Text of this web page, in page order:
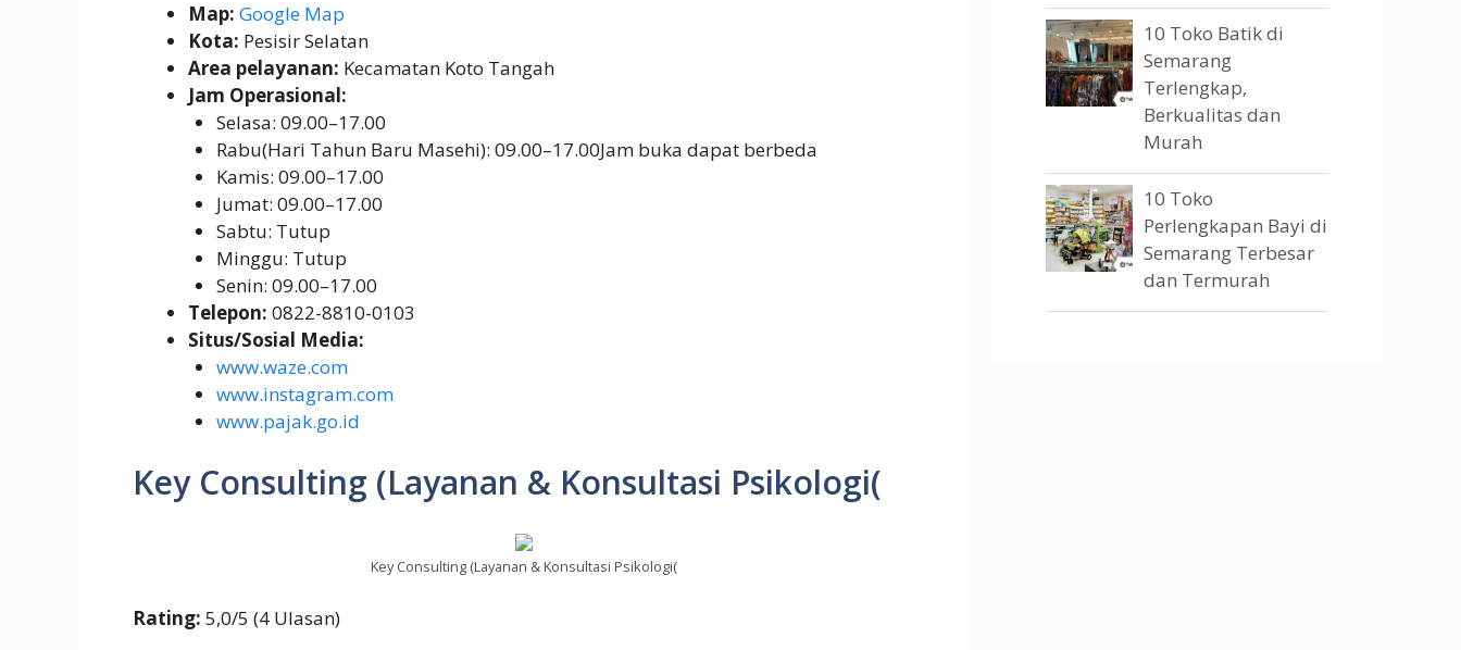
Map: Google Map
Kota: Pesisir Selatan
Area pelayanan: Kecamatan Koto Tangah
Jam Operasional:
Selasa: 09.00–17.00
Rabu(Hari Tahun Baru Masehi): 09.00–17.00Jam buka dapat berbeda
Kamis: 09.00–17.00
Jumat: 09.00–17.00
Sabtu: Tutup
Minggu: Tutup
Senin: 09.00–17.00
Telepon: 0822-8810-0103
Situs/Sosial Media:
www.waze.com
www.instagram.com
www.pajak.go.id
Key Consulting (Layanan & Konsultasi Psikologi(
Key Consulting (Layanan & Konsultasi Psikologi(
Rating: 5,0/5 (4 Ulasan)
10 Toko Batik di
Semarang
Terlengkap,
Berkualitas dan
Murah
10 Toko
Perlengkapan Bayi di
Semarang Terbesar
dan Termurah